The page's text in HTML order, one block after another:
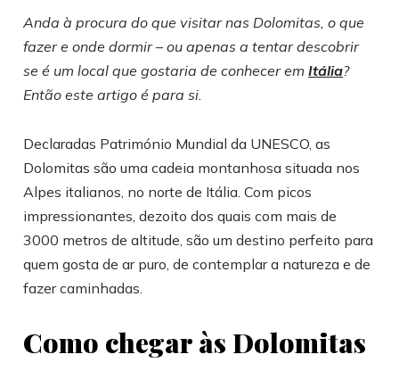
Anda à procura do que visitar nas Dolomitas, o que
fazer e onde dormir – ou apenas a tentar descobrir
se é um local que gostaria de conhecer emItália?
Então este artigo é para si.
Declaradas Património Mundial da UNESCO, as
Dolomitas são uma cadeia montanhosa situada nos
Alpes italianos, no norte de Itália. Com picos
impressionantes, dezoito dos quais com mais de
3000 metros de altitude, são um destino perfeito para
quem gosta de ar puro, de contemplar a natureza e de
fazer caminhadas.
Como chegar às Dolomitas